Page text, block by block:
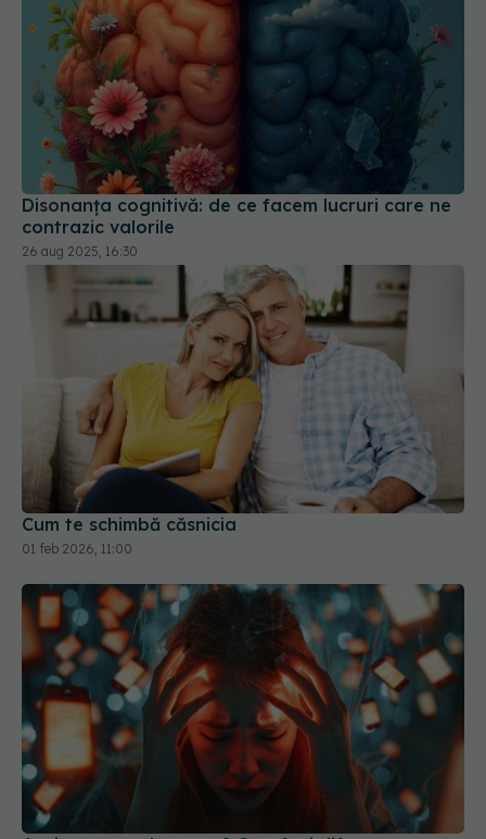
Disonanța cognitivă: de ce facem lucruri care ne
contrazic valorile
26 aug 2025, 16:30
Cum te schimbă căsnicia
01 feb 2026, 11:00
Anxietate sau burnout? Cum faci diferența.
Simptomul pe care toți îl ignoră
25 iun 2025, 19:42